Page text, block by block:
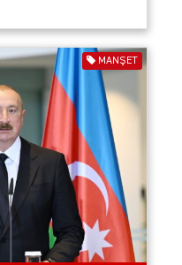
MANŞET